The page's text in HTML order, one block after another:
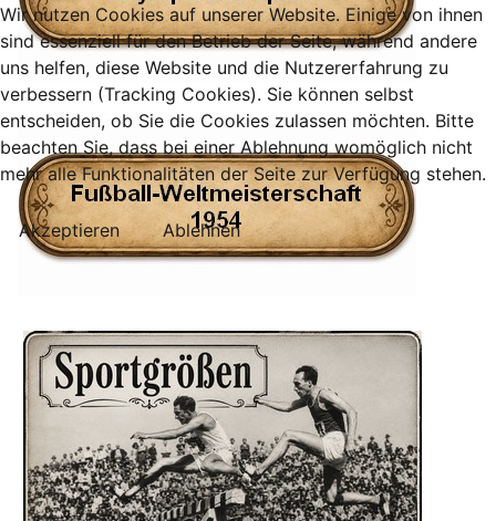
Wir nutzen Cookies auf unserer Website. Einige von ihnen
sind essenziell für den Betrieb der Seite, während andere
uns helfen, diese Website und die Nutzererfahrung zu
verbessern (Tracking Cookies). Sie können selbst
entscheiden, ob Sie die Cookies zulassen möchten. Bitte
beachten Sie, dass bei einer Ablehnung womöglich nicht
mehr alle Funktionalitäten der Seite zur Verfügung stehen.
Akzeptieren Ablehnen